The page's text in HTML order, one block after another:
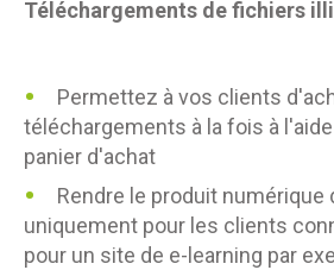
Téléchargements de fichiers
Permettez à vos clients
téléchargements à la fois à
panier d'achat
Rendre le produit numérique
uniquement pour les clients
pour un site de e-learning par